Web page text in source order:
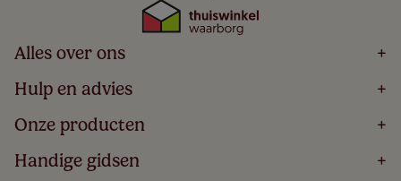
Alles over ons +
Home
Over
Bestellen
Winacties
Hulp en advies +
Volg Je Bestelling
Levering
5 Jaar Garantie
Onze producten +
Houten Jaloezieën
Rolgordijnen
Handige gidsen +